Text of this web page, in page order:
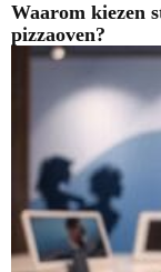
Waarom kiezen
pizzaoven?